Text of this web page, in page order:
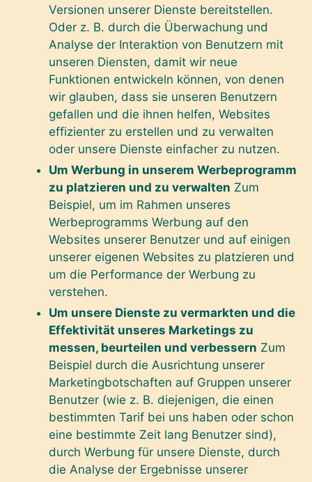
Versionen unserer Dienste bereitstellen.
Oder z. B. durch die Überwachung und
Analyse der Interaktion von Benutzern mit
unseren Diensten, damit wir neue
Funktionen entwickeln können, von denen
wir glauben, dass sie unseren Benutzern
gefallen und die ihnen helfen, Websites
effizienter zu erstellen und zu verwalten
oder unsere Dienste einfacher zu nutzen.
Um Werbung in unserem Werbeprogramm
zu platzieren und zu verwalten Zum
Beispiel, um im Rahmen unseres
Werbeprogramms Werbung auf den
Websites unserer Benutzer und auf einigen
unserer eigenen Websites zu platzieren und
um die Performance der Werbung zu
verstehen.
Um unsere Dienste zu vermarkten und die
Effektivität unseres Marketings zu
messen, beurteilen und verbessern Zum
Beispiel durch die Ausrichtung unserer
Marketingbotschaften auf Gruppen unserer
Benutzer (wie z. B. diejenigen, die einen
bestimmten Tarif bei uns haben oder schon
eine bestimmte Zeit lang Benutzer sind),
durch Werbung für unsere Dienste, durch
die Analyse der Ergebnisse unserer